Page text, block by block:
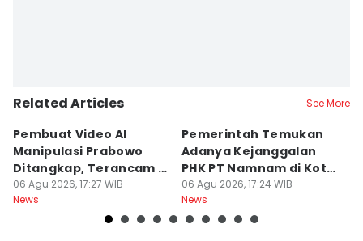
Related Articles See More
Pembuat Video AI
Manipulasi Prabowo
Ditangkap, Terancam 12
Tahun Bui
06 Agu 2026, 17:27 WIB
News
Pemerintah Temukan
Adanya Kejanggalan
PHK PT Namnam di Kota
Cimahi
06 Agu 2026, 17:24 WIB
News